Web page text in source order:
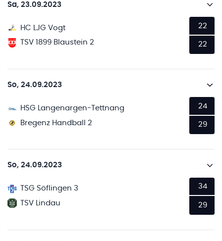
Sa, 23.09.2023
HC LJG Vogt
TSV 1899 Blaustein 2
22
22
So, 24.09.2023
HSG Langenargen-Tettnang
Bregenz Handball 2
24
29
So, 24.09.2023
TSG Söflingen 3
TSV Lindau
34
29